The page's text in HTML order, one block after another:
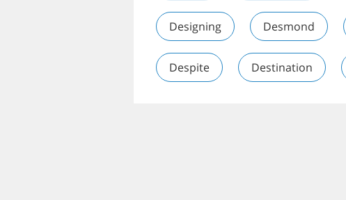
Designing Desmond
Despite Destination